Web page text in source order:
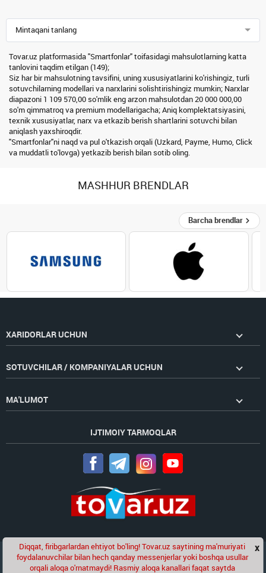
Mintaqani tanlang
Tovar.uz platformasida "Smartfonlar" toifasidagi mahsulotlarning katta
tanlovini taqdim etilgan (149);
Siz har bir mahsulotning tavsifini, uning xususiyatlarini ko'rishingiz, turli
sotuvchilarning modellari va narxlarini solishtirishingiz mumkin; Narxlar
diapazoni 1 109 570,00 so'mlik eng arzon mahsulotdan 20 000 000,00
so'm qimmatroq va premium modellarigacha; Aniq komplektatsiyasini,
texnik xususiyatlar, narx va etkazib berish shartlarini sotuvchi bilan
aniqlash yaxshiroqdir.
"Smartfonlar"ni naqd va pul o'tkazish orqali (Uzkard, Payme, Humo, Click
va muddatli to'lovga) yetkazib berish bilan sotib oling.
MASHHUR BRENDLAR
Barcha brendlar
XARIDORLAR UCHUN
SOTUVCHILAR / KOMPANIYALAR UCHUN
MA'LUMOT
IJTIMOIY TARMOQLAR
Golden Pageskompaniyasining loyihasi
Chat x
Diqqat, firibgarlardan ehtiyot bo'ling! Tovar.uz saytining ma'muriyati
foydalanuvchilar bilan hech qanday messenjerlar yoki boshqa usullar
orqali aloqa o'rnatmaydi! Rasmiy aloqa kanallari faqat saytda